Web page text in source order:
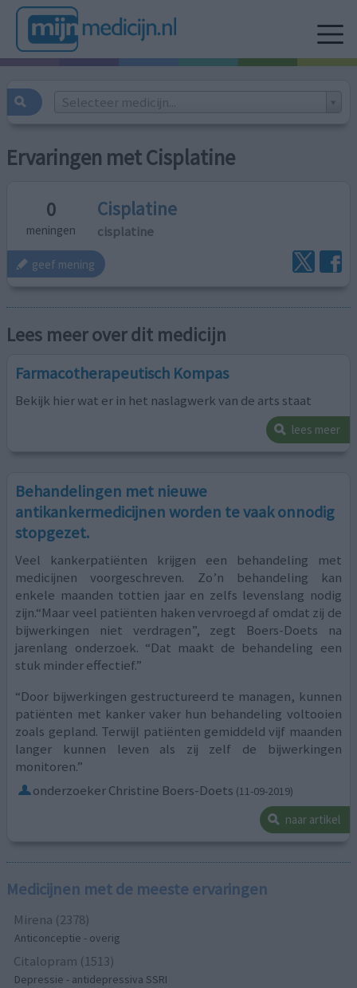
Selecteer medicijn...
Ervaringen met Cisplatine
0
meningen
Cisplatine
cisplatine
geef mening
Lees meer over dit medicijn
Farmacotherapeutisch Kompas
Bekijk hier wat er in het naslagwerk van de arts staat
lees meer
Behandelingen met nieuwe
antikankermedicijnen worden te vaak onnodig
stopgezet.
Veel kankerpatiënten krijgen een behandeling met
medicijnen voorgeschreven. Zo’n behandeling kan
enkele maanden tottien jaar en zelfs levenslang nodig
zijn.“Maar veel patiënten haken vervroegd af omdat zij de
bijwerkingen niet verdragen”, zegt Boers-Doets na
jarenlang onderzoek. “Dat maakt de behandeling een
stuk minder effectief.”
“Door bijwerkingen gestructureerd te managen, kunnen
patiënten met kanker vaker hun behandeling voltooien
zoals gepland. Terwijl patiënten gemiddeld vijf maanden
langer kunnen leven als zij zelf de bijwerkingen
monitoren.”
onderzoeker Christine Boers-Doets (11-09-2019)
naar artikel
Medicijnen met de meeste ervaringen
Mirena (2378)
Anticonceptie - overig
Citalopram (1513)
Depressie - antidepressiva SSRI